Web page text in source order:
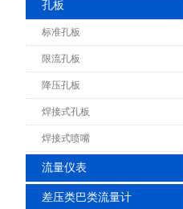
孔板
标准孔板
限流孔板
降压孔板
焊接式孔板
焊接式喷嘴
流量仪表
差压类巴类流量计